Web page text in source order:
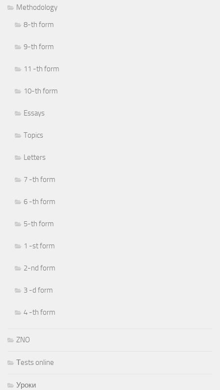
Methodology
8-th form
9-th form
11 -th form
10-th form
Essays
Topics
Letters
7 -th form
6 -th form
5-th form
1 -st form
2-nd form
3 -d form
4 -th form
ZNO
Тests online
Уроки